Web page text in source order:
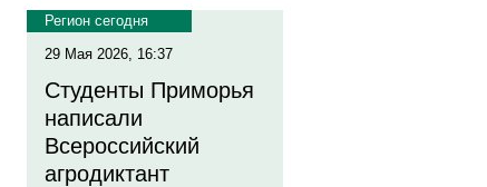
Регион сегодня
29 Мая 2026, 16:37
Студенты Приморья
написали
Всероссийский
агродиктант